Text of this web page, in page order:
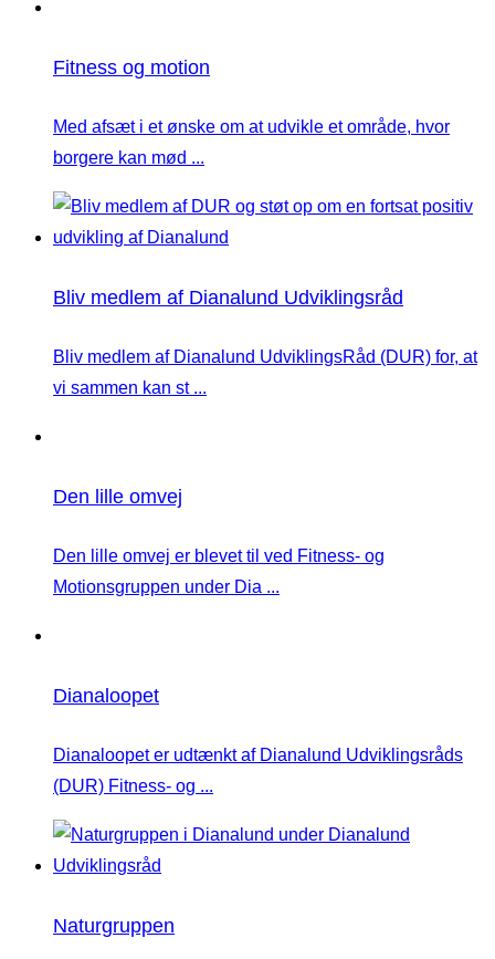
Fitness og motion
Med afsæt i et ønske om at udvikle et område, hvor
borgere kan mød ...
Bliv medlem af Dianalund Udviklingsråd
Bliv medlem af Dianalund UdviklingsRåd (DUR) for, at
vi sammen kan st ...
Den lille omvej
Den lille omvej er blevet til ved Fitness- og
Motionsgruppen under Dia ...
Dianaloopet
Dianaloopet er udtænkt af Dianalund Udviklingsråds
(DUR) Fitness- og ...
Naturgruppen